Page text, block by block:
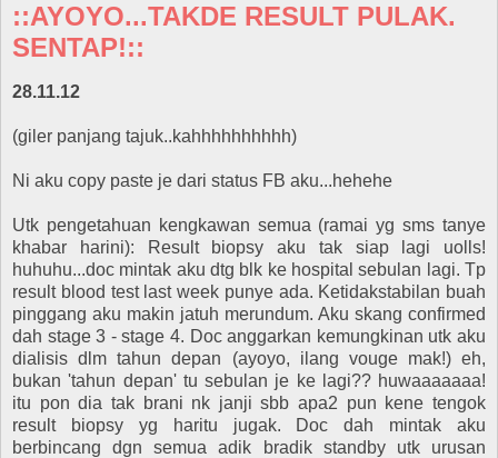
::AYOYO...TAKDE RESULT PULAK.
SENTAP!::
28.11.12
(giler panjang tajuk..kahhhhhhhhhh)
Ni aku copy paste je dari status FB aku...hehehe
Utk pengetahuan kengkawan semua (ramai yg sms tanye
khabar harini): Result biopsy aku tak siap lagi uolls!
huhuhu...doc mintak aku dtg blk ke hospital sebulan lagi. Tp
result blood test last week punye ada. Ketidakstabilan buah
pinggang aku makin jatuh merundum. Aku skang confirmed
dah stage 3 - stage 4. Doc anggarkan kemungkinan utk aku
dialisis dlm tahun depan (ayoyo, ilang vouge mak!) eh,
bukan 'tahun depan' tu sebulan je ke lagi?? huwaaaaaaa!
itu pon dia tak brani nk janji sbb apa2 pun kene tengok
result biopsy yg haritu jugak. Doc dah mintak aku
berbincang dgn semua adik bradik standby utk urusan